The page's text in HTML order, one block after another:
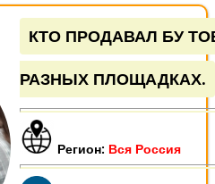
КТО ПРОДАВАЛ БУ
РАЗНЫХ ПЛОЩАДКАХ.
Регион: Вся Россия